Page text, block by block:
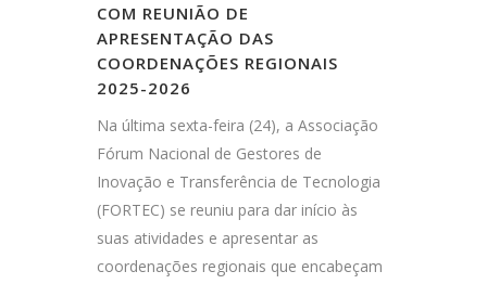
COM REUNIÃO DE
APRESENTAÇÃO DAS
COORDENAÇÕES REGIONAIS
2025-2026
Na última sexta-feira (24), a Associação
Fórum Nacional de Gestores de
Inovação e Transferência de Tecnologia
(FORTEC) se reuniu para dar início às
suas atividades e apresentar as
coordenações regionais que encabeçam